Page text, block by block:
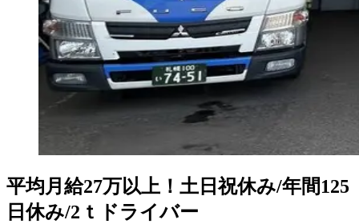
平均月給27万以上！土日祝休み/年間125
日休み/2ｔドライバー